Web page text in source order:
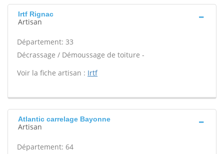
Irtf Rignac
Artisan
Département: 33
Décrassage / Démoussage de toiture -
Voir la fiche artisan : Irtf
Atlantic carrelage Bayonne
Artisan
Département: 64